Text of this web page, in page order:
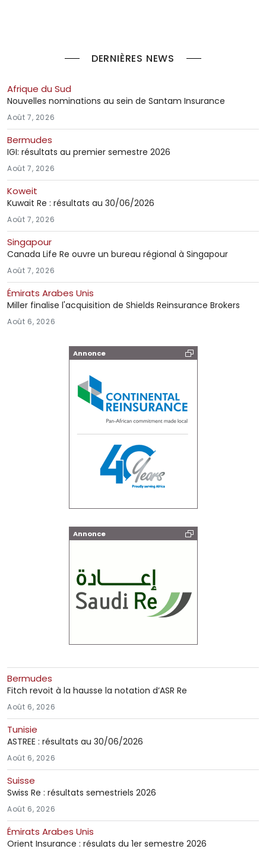
DERNIÈRES NEWS
Afrique du Sud
Nouvelles nominations au sein de Santam Insurance
Août 7, 2026
Bermudes
IGI: résultats au premier semestre 2026
Août 7, 2026
Koweit
Kuwait Re : résultats au 30/06/2026
Août 7, 2026
Singapour
Canada Life Re ouvre un bureau régional à Singapour
Août 7, 2026
Émirats Arabes Unis
Miller finalise l'acquisition de Shields Reinsurance Brokers
Août 6, 2026
Annonce
Annonce
Bermudes
Fitch revoit à la hausse la notation d’ASR Re
Août 6, 2026
Tunisie
ASTREE : résultats au 30/06/2026
Août 6, 2026
Suisse
Swiss Re : résultats semestriels 2026
Août 6, 2026
Émirats Arabes Unis
Orient Insurance : résulats du 1er semestre 2026